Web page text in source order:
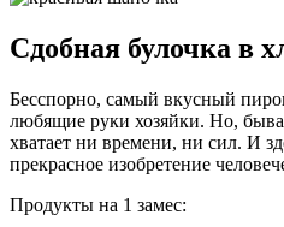
Сдобная булочка в
Бесспорно, самый вкусный
любящие руки хозяйки. Но,
хватает ни времени, ни сил. И
прекрасное изобретение
Продукты на 1 замес: